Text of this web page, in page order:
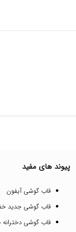
پیوند های مفید
قاب گوشی آیفون
قاب گوشی جدید
قاب گوشی